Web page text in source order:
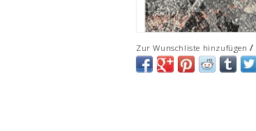
Zur Wunschliste hinzufügen /